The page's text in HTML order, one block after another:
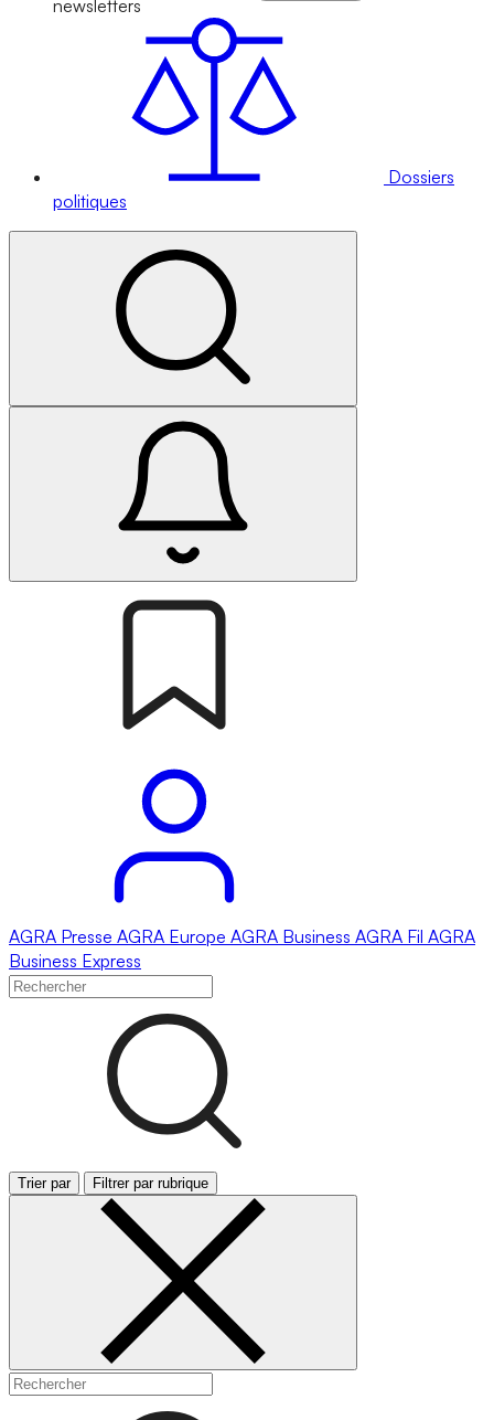
newsletters
Dossiers
politiques
AGRA Presse AGRA Europe AGRA Business AGRA Fil AGRA
Business Express
Trier par Filtrer par rubrique